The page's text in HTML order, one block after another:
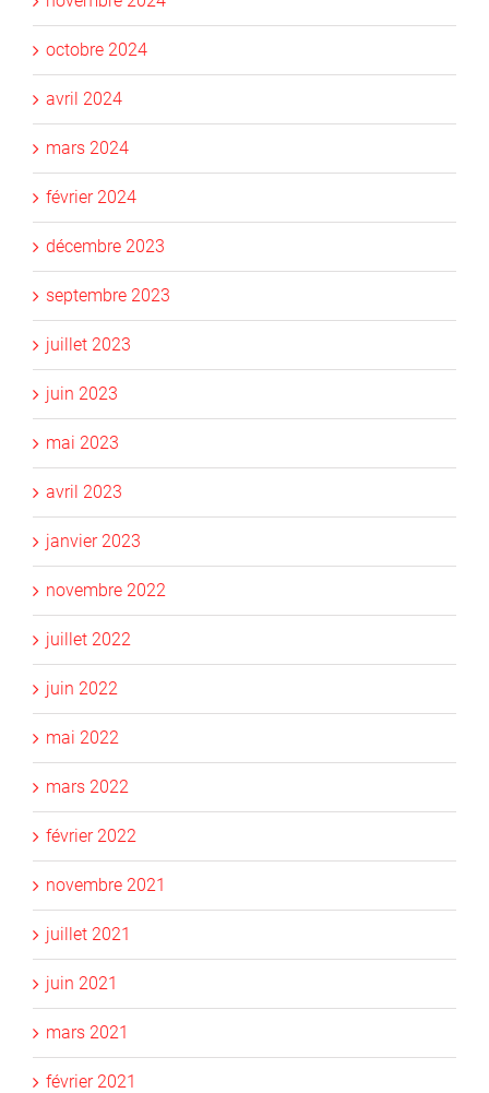
octobre 2024
avril 2024
mars 2024
février 2024
décembre 2023
septembre 2023
juillet 2023
juin 2023
mai 2023
avril 2023
janvier 2023
novembre 2022
juillet 2022
juin 2022
mai 2022
mars 2022
février 2022
novembre 2021
juillet 2021
juin 2021
mars 2021
février 2021